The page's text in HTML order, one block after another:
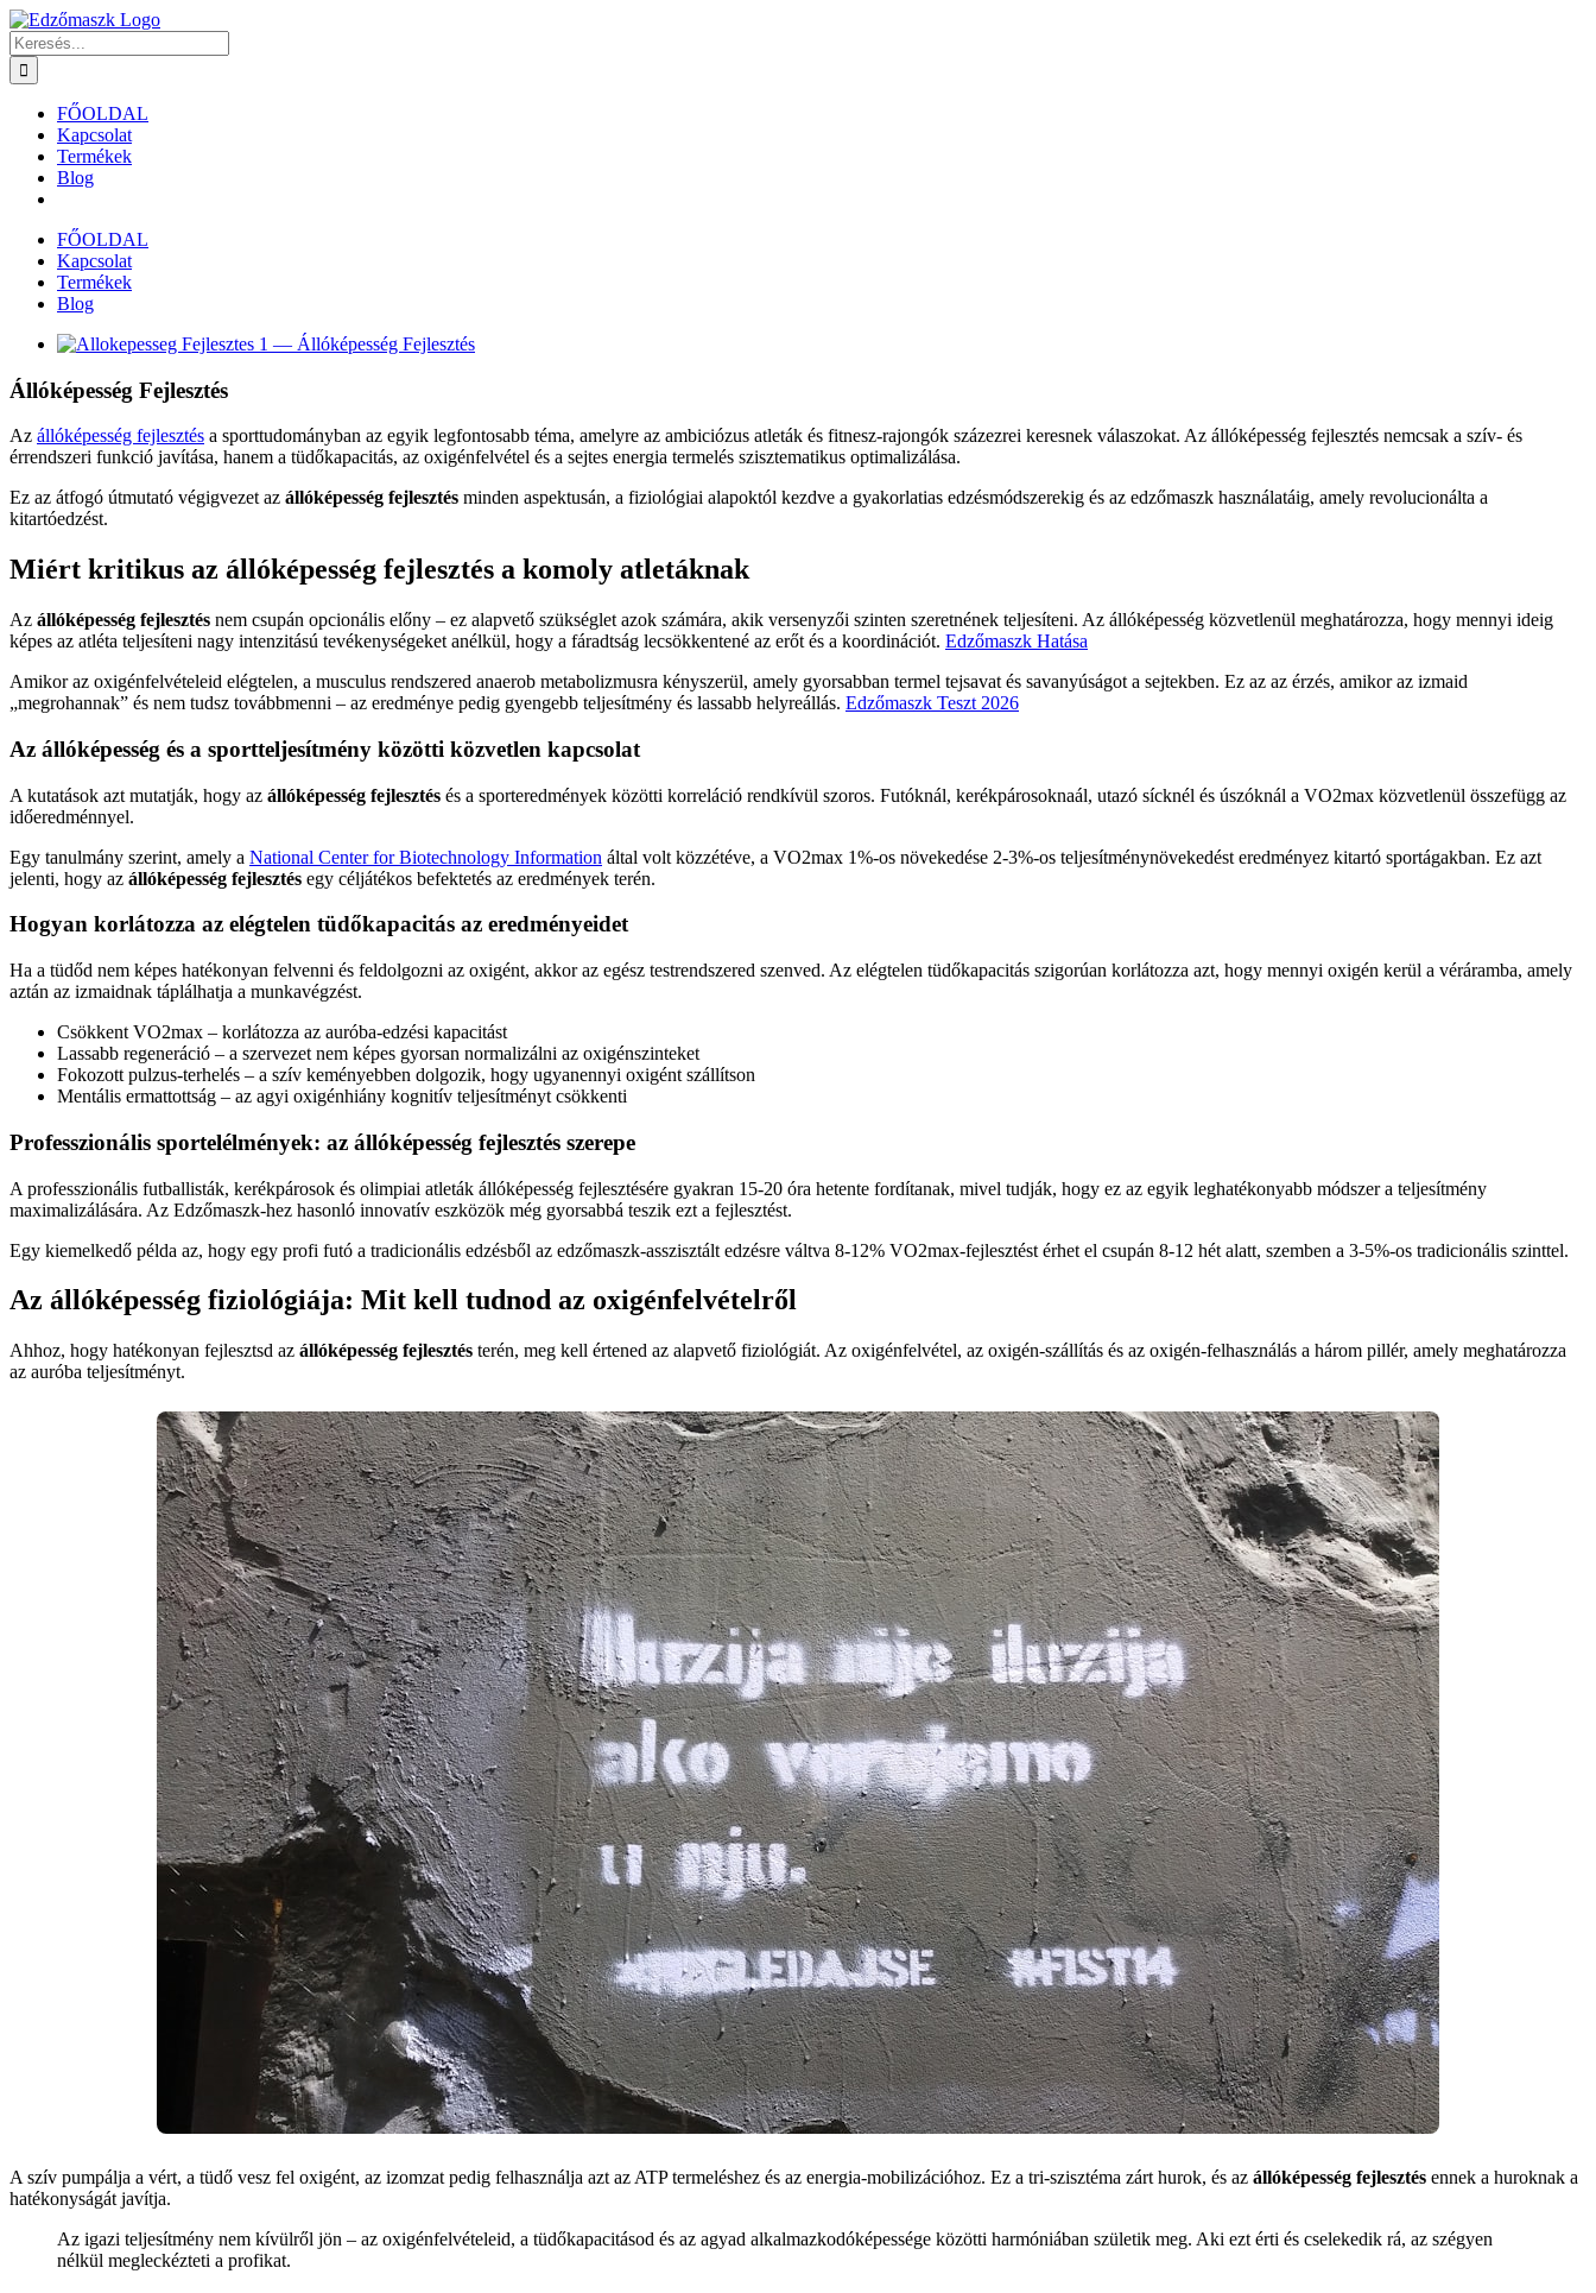
Kihagyás
Keresés...
FŐOLDAL
Kapcsolat
Termékek
Blog
FŐOLDAL
Kapcsolat
Termékek
Blog
View
Image
Állóképesség Fejlesztés
Az állóképesség fejlesztés a sporttudományban az egyik legfontosabb téma, amelyre az ambiciózus atleták és fitnesz-rajongók százezrei keresnek válaszokat. Az állóképesség fejlesztés nemcsak a szív- és
érrendszeri funkció javítása, hanem a tüdőkapacitás, az oxigénfelvétel és a sejtes energia termelés szisztematikus optimalizálása.
Ez az átfogó útmutató végigvezet az állóképesség fejlesztés minden aspektusán, a fiziológiai alapoktól kezdve a gyakorlatias edzésmódszerekig és az edzőmaszk használatáig, amely revolucionálta a
kitartóedzést.
Miért kritikus az állóképesség fejlesztés a komoly atletáknak
Az állóképesség fejlesztés nem csupán opcionális előny – ez alapvető szükséglet azok számára, akik versenyzői szinten szeretnének teljesíteni. Az állóképesség közvetlenül meghatározza, hogy mennyi ideig
képes az atléta teljesíteni nagy intenzitású tevékenységeket anélkül, hogy a fáradtság lecsökkentené az erőt és a koordinációt. Edzőmaszk Hatása
Amikor az oxigénfelvételeid elégtelen, a musculus rendszered anaerob metabolizmusra kényszerül, amely gyorsabban termel tejsavat és savanyúságot a sejtekben. Ez az az érzés, amikor az izmaid
„megrohannak” és nem tudsz továbbmenni – az eredménye pedig gyengebb teljesítmény és lassabb helyreállás. Edzőmaszk Teszt 2026
Az állóképesség és a sportteljesítmény közötti közvetlen kapcsolat
A kutatások azt mutatják, hogy az állóképesség fejlesztés és a sporteredmények közötti korreláció rendkívül szoros. Futóknál, kerékpárosoknaál, utazó sícknél és úszóknál a VO2max közvetlenül összefügg az
időeredménnyel.
Egy tanulmány szerint, amely a National Center for Biotechnology Information által volt közzétéve, a VO2max 1%-os növekedése 2-3%-os teljesítménynövekedést eredményez kitartó sportágakban. Ez azt
jelenti, hogy az állóképesség fejlesztés egy céljátékos befektetés az eredmények terén.
Hogyan korlátozza az elégtelen tüdőkapacitás az eredményeidet
Ha a tüdőd nem képes hatékonyan felvenni és feldolgozni az oxigént, akkor az egész testrendszered szenved. Az elégtelen tüdőkapacitás szigorúan korlátozza azt, hogy mennyi oxigén kerül a véráramba, amely
aztán az izmaidnak táplálhatja a munkavégzést.
Csökkent VO2max – korlátozza az auróba-edzési kapacitást
Lassabb regeneráció – a szervezet nem képes gyorsan normalizálni az oxigénszinteket
Fokozott pulzus-terhelés – a szív keményebben dolgozik, hogy ugyanennyi oxigént szállítson
Mentális ermattottság – az agyi oxigénhiány kognitív teljesítményt csökkenti
Professzionális sportelélmények: az állóképesség fejlesztés szerepe
A professzionális futballisták, kerékpárosok és olimpiai atleták állóképesség fejlesztésére gyakran 15-20 óra hetente fordítanak, mivel tudják, hogy ez az egyik leghatékonyabb módszer a teljesítmény
maximalizálására. Az Edzőmaszk-hez hasonló innovatív eszközök még gyorsabbá teszik ezt a fejlesztést.
Egy kiemelkedő példa az, hogy egy profi futó a tradicionális edzésből az edzőmaszk-asszisztált edzésre váltva 8-12% VO2max-fejlesztést érhet el csupán 8-12 hét alatt, szemben a 3-5%-os tradicionális szinttel.
Az állóképesség fiziológiája: Mit kell tudnod az oxigénfelvételről
Ahhoz, hogy hatékonyan fejlesztsd az állóképesség fejlesztés terén, meg kell értened az alapvető fiziológiát. Az oxigénfelvétel, az oxigén-szállítás és az oxigén-felhasználás a három pillér, amely meghatározza
az auróba teljesítményt.
A szív pumpálja a vért, a tüdő vesz fel oxigént, az izomzat pedig felhasználja azt az ATP termeléshez és az energia-mobilizációhoz. Ez a tri-szisztéma zárt hurok, és az állóképesség fejlesztés ennek a huroknak a
hatékonyságát javítja.
Az igazi teljesítmény nem kívülről jön – az oxigénfelvételeid, a tüdőkapacitásod és az agyad alkalmazkodóképessége közötti harmóniában születik meg. Aki ezt érti és cselekedik rá, az szégyen
nélkül megleckézteti a profikat.